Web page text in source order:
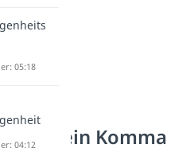
Kein Komma
05:18
04:12